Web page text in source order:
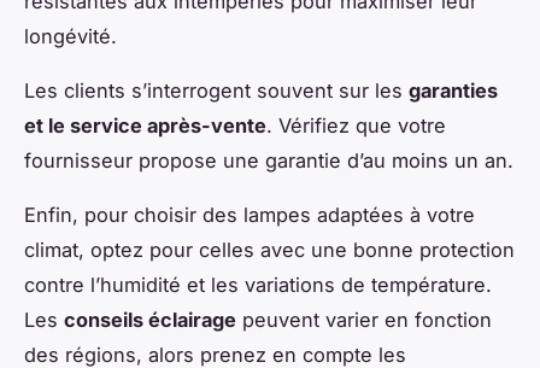
longévité.
Les clients s’interrogent souvent sur les garanties
et le service après-vente. Vérifiez que votre
fournisseur propose une garantie d’au moins un an.
Enfin, pour choisir des lampes adaptées à votre
climat, optez pour celles avec une bonne protection
contre l’humidité et les variations de température.
Les conseils éclairage peuvent varier en fonction
des régions, alors prenez en compte les